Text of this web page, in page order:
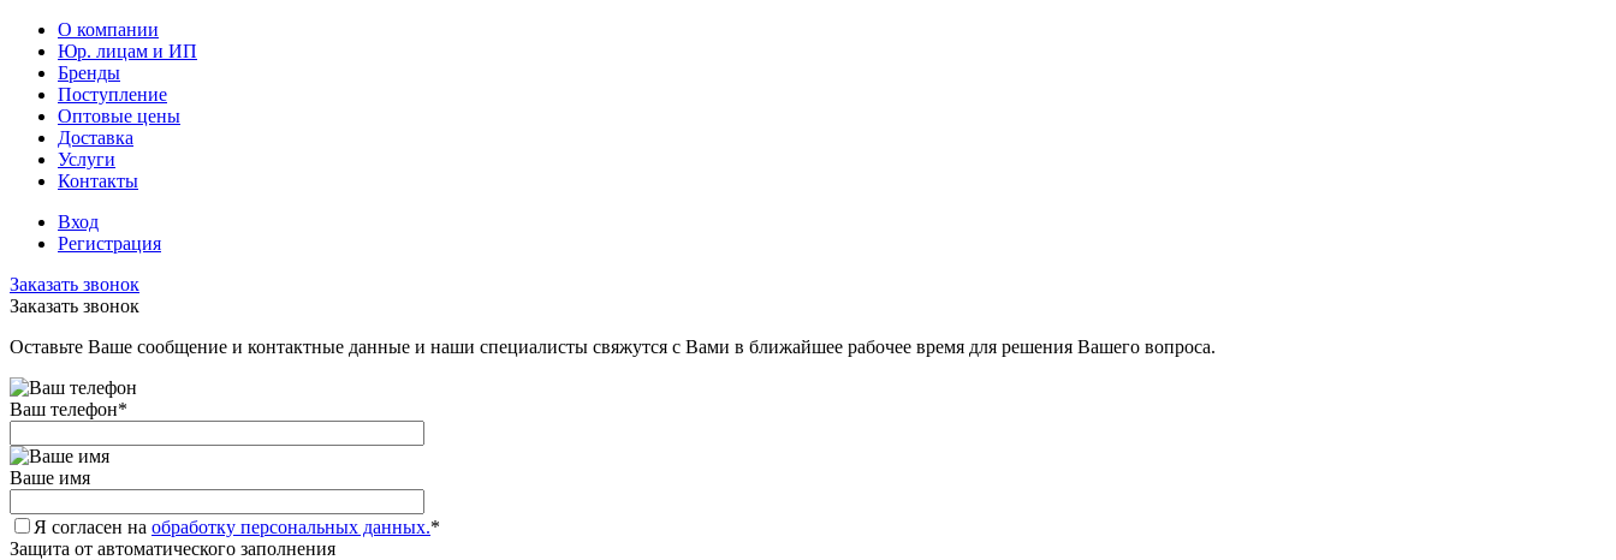
О компании
Юр. лицам и ИП
Бренды
Поступление
Оптовые цены
Доставка
Услуги
Контакты
Вход
Регистрация
Заказать звонок
Заказать звонок
Оставьте Ваше сообщение и контактные данные и наши специалисты свяжутся с Вами в ближайшее рабочее время для решения Вашего вопроса.
Ваш телефон*
Ваше имя
Я согласен на обработку персональных данных.*
Защита от автоматического заполнения